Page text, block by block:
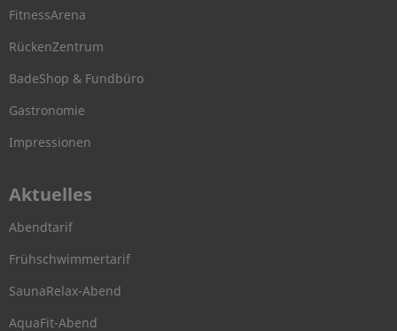
FitnessArena
RückenZentrum
BadeShop & Fundbüro
Gastronomie
Impressionen
Aktuelles
Abendtarif
Frühschwimmertarif
SaunaRelax-Abend
AquaFit-Abend